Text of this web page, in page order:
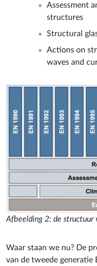
Assessment
structures
Structural
Actions on
waves and
Afbeelding 2: de structuur
Waar staan we nu? De
van de tweede generatie